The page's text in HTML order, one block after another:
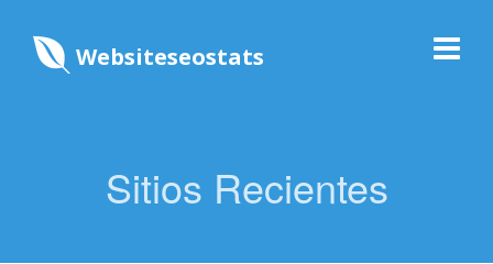
Websiteseostats
Sitios Recientes